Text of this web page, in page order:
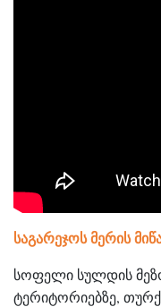
საგარეჯოს მერის
სოფელი სულდის
ტერიტორიებზე,